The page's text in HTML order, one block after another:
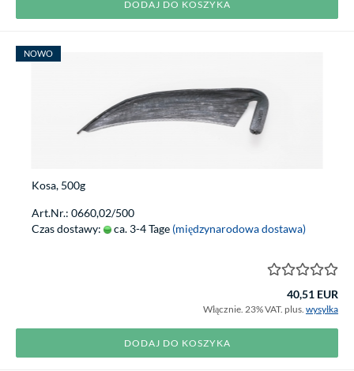
DODAJ DO KOSZYKA
NOWO
Kosa, 500g
Art.Nr.: 0660,02/500
Czas dostawy:
ca. 3-4 Tage (międzynarodowa dostawa)
40,51 EUR
Włącznie. 23% VAT. plus. wysyłka
DODAJ DO KOSZYKA